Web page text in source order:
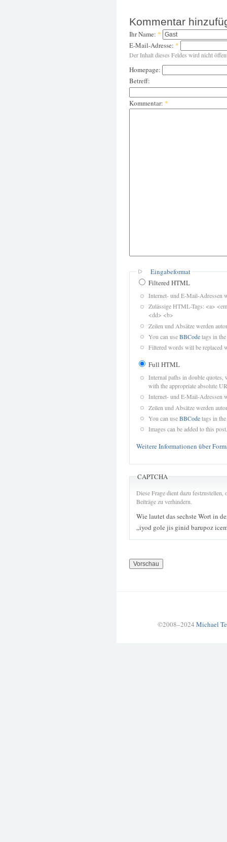
Kommentar
Ihr Name: *
E-Mail-Adresse: *
Der Inhalt dieses Feldes wird nicht
Homepage:
Betreff:
Kommentar: *
Eingabeformat
Filtered HTML
Internet- und E-Mail-Adressen
Zulässige HTML-Tags: <a>
<dd> <b>
Zeilen und Absätze werden
You can useBBCodetags in
Filtered words will be replaced
Full HTML
Internal paths in double quotes,
with the appropriate absolute
Internet- und E-Mail-Adressen
Zeilen und Absätze werden
You can useBBCodetags in
Images can be added to this post.
Weitere Informationen über
CAPTCHA
Diese Frage dient dazu
Beiträge zu verhindern.
Wie lautet das sechste Wort in
„iyod gole jis ginid barupoz
©2008–2024 Michael